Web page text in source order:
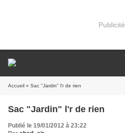
Publicité
Accueil » Sac "Jardin" l'r de rien
Sac "Jardin" l'r de rien
Publié le 19/01/2012 à 23:22